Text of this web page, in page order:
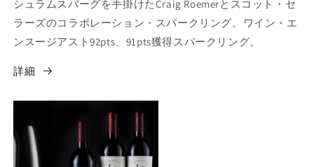
シュラムスバーグを手掛けたCraig Roemerとスコット・セ
ラーズのコラボレーション・スパークリング。ワイン・エ
ンスージアスト92pts、91pts獲得スパークリング。
詳細